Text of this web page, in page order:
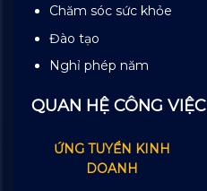
Chăm sóc sức khỏe
Đào tạo
Nghỉ phép năm
QUAN HỆ CÔNG VIỆC
ỨNG TUYỂN KINH
DOANH